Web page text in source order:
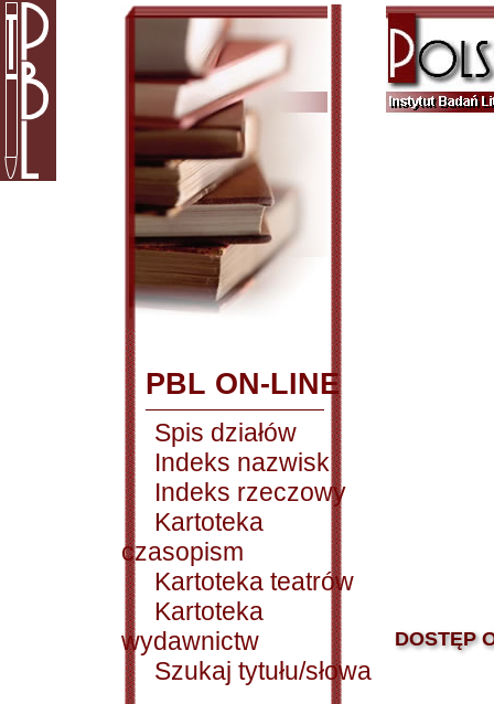
PBL ON-LINE
Spis działów
Indeks nazwisk
Indeks rzeczowy
Kartoteka
czasopism
Kartoteka teatrów
Kartoteka
wydawnictw
Szukaj tytułu/słowa
DOSTĘP